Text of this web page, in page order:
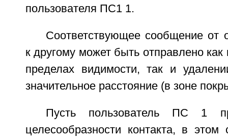
пользователя ПС1 1.
Соответствующее сообщение от
к другому может быть отправлено
пределах видимости, так и
значительное расстояние (в зоне
Пусть пользователь ПС 1
целесообразности контакта, в этом